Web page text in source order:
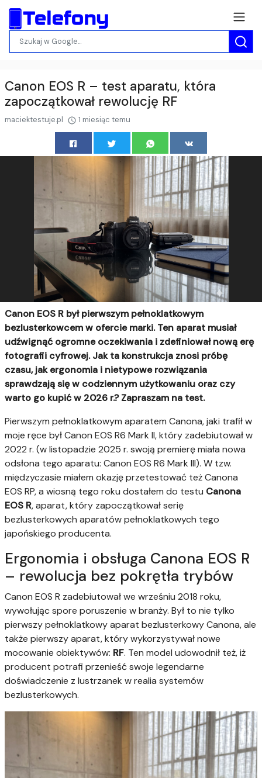
Canon EOS R – test aparatu, która
zapoczątkował rewolucję RF
maciektestuje.pl 1 miesiąc temu
Canon EOS R był pierwszym pełnoklatkowym
bezlusterkowcem w ofercie marki. Ten aparat musiał
udźwignąć ogromne oczekiwania i zdefiniował nową erę
fotografii cyfrowej. Jak ta konstrukcja znosi próbę
czasu, jak ergonomia i nietypowe rozwiązania
sprawdzają się w codziennym użytkowaniu oraz czy
warto go kupić w 2026 r.? Zapraszam na test.
Pierwszym pełnoklatkowym aparatem Canona, jaki trafił w
moje ręce był Canon EOS R6 Mark II, który zadebiutował w
2022 r. (w listopadzie 2025 r. swoją premierę miała nowa
odsłona tego aparatu: Canon EOS R6 Mark III). W tzw.
międzyczasie miałem okazję przetestować też Canona
EOS RP, a wiosną tego roku dostałem do testu Canona
EOS R, aparat, który zapoczątkował serię
bezlusterkowych aparatów pełnoklatkowych tego
japońskiego producenta.
Ergonomia i obsługa Canona EOS R
– rewolucja bez pokrętła trybów
Canon EOS R zadebiutował we wrześniu 2018 roku,
wywołując spore poruszenie w branży. Był to nie tylko
pierwszy pełnoklatkowy aparat bezlusterkowy Canona, ale
także pierwszy aparat, który wykorzystywał nowe
mocowanie obiektywów: RF. Ten model udowodnił też, iż
producent potrafi przenieść swoje legendarne
doświadczenie z lustrzanek w realia systemów
bezlusterkowych.